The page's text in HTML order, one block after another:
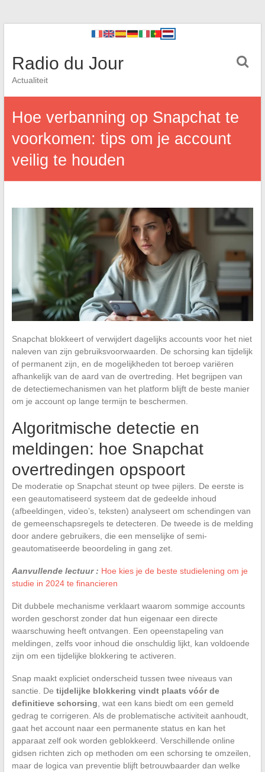
Radio du Jour
Actualiteit
Hoe verbanning op Snapchat te
voorkomen: tips om je account
veilig te houden
Snapchat blokkeert of verwijdert dagelijks accounts voor het niet
naleven van zijn gebruiksvoorwaarden. De schorsing kan tijdelijk
of permanent zijn, en de mogelijkheden tot beroep variëren
afhankelijk van de aard van de overtreding. Het begrijpen van
de detectiemechanismen van het platform blijft de beste manier
om je account op lange termijn te beschermen.
Algoritmische detectie en
meldingen: hoe Snapchat
overtredingen opspoort
De moderatie op Snapchat steunt op twee pijlers. De eerste is
een geautomatiseerd systeem dat de gedeelde inhoud
(afbeeldingen, video’s, teksten) analyseert om schendingen van
de gemeenschapsregels te detecteren. De tweede is de melding
door andere gebruikers, die een menselijke of semi-
geautomatiseerde beoordeling in gang zet.
Aanvullende lectuur : Hoe kies je de beste studielening om je
studie in 2024 te financieren
Dit dubbele mechanisme verklaart waarom sommige accounts
worden geschorst zonder dat hun eigenaar een directe
waarschuwing heeft ontvangen. Een opeenstapeling van
meldingen, zelfs voor inhoud die onschuldig lijkt, kan voldoende
zijn om een tijdelijke blokkering te activeren.
Snap maakt expliciet onderscheid tussen twee niveaus van
sanctie. De tijdelijke blokkering vindt plaats vóór de
definitieve schorsing , wat een kans biedt om een gemeld
gedrag te corrigeren. Als de problematische activiteit aanhoudt,
gaat het account naar een permanente status en kan het
apparaat zelf ook worden geblokkeerd. Verschillende online
gidsen richten zich op methoden om een schorsing te omzeilen,
maar de logica van preventie blijft betrouwbaarder dan welke